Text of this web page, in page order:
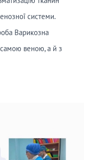
системи.
Варикозна
веною, а й з